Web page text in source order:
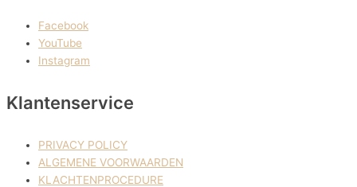
Facebook
YouTube
Instagram
Klantenservice
PRIVACY POLICY
ALGEMENE VOORWAARDEN
KLACHTENPROCEDURE